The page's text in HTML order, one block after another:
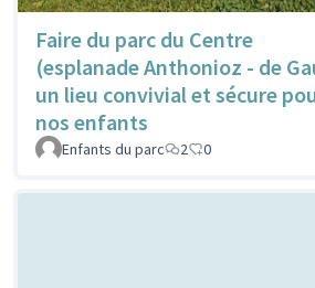
Faire du parc du Centre
(esplanade Anthonioz - de
un lieu convivial et sécure
nos enfants
Enfants du parc 2 0